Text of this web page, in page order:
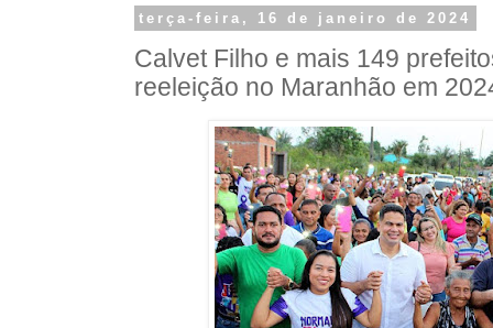
terça-feira, 16 de janeiro de 2024
Calvet Filho e mais 149
reeleição no Maranhão em